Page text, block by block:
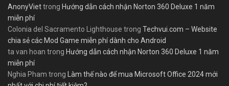
AnonyViettrong Hướng dẫn cách nhận Norton 360 Deluxe 1 năm
miễn phí
Colonia del Sacramento Lighthouse trong Techvui.com – Website
chia sẻ các Mod Game miễn phí dành cho Android
ta van hoan trong Hướng dẫn cách nhận Norton 360 Deluxe 1 năm
miễn phí
Nghia Pham trong Làm thế nào để mua Microsoft Office 2024 mới